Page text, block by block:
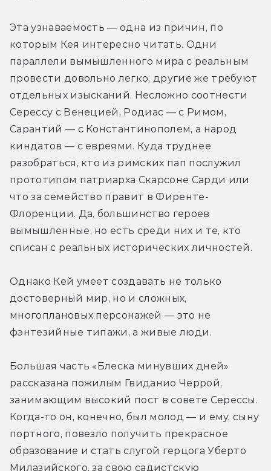
Эта узнаваемость — одна из причин, по
которым Кея интересно читать. Одни
параллели вымышленного мира с реальным
провести довольно легко, другие же требуют
отдельных изысканий. Несложно соотнести
Серессу с Венецией, Родиас — с Римом,
Сарантий — с Константинополем, а народ
киндатов — с евреями. Куда труднее
разобраться, кто из римских пап послужил
прототипом патриарха Скарсоне Сарди или
что за семейство правит в Фиренте-
Флоренции. Да, большинство героев
вымышленные, но есть среди них и те, кто
списан с реальных исторических личностей.
Однако Кей умеет создавать не только
достоверный мир, но и сложных,
многоплановых персонажей — это не
фэнтезийные типажи, а живые люди.
Большая часть «Блеска минувших дней»
рассказана пожилым Гвиданио Черрой,
занимающим высокий пост в совете Серессы.
Когда-то он, конечно, был молод — и ему, сыну
портного, повезло получить прекрасное
образование и стать слугой герцога Уберто
Милазийского, за свою садистскую